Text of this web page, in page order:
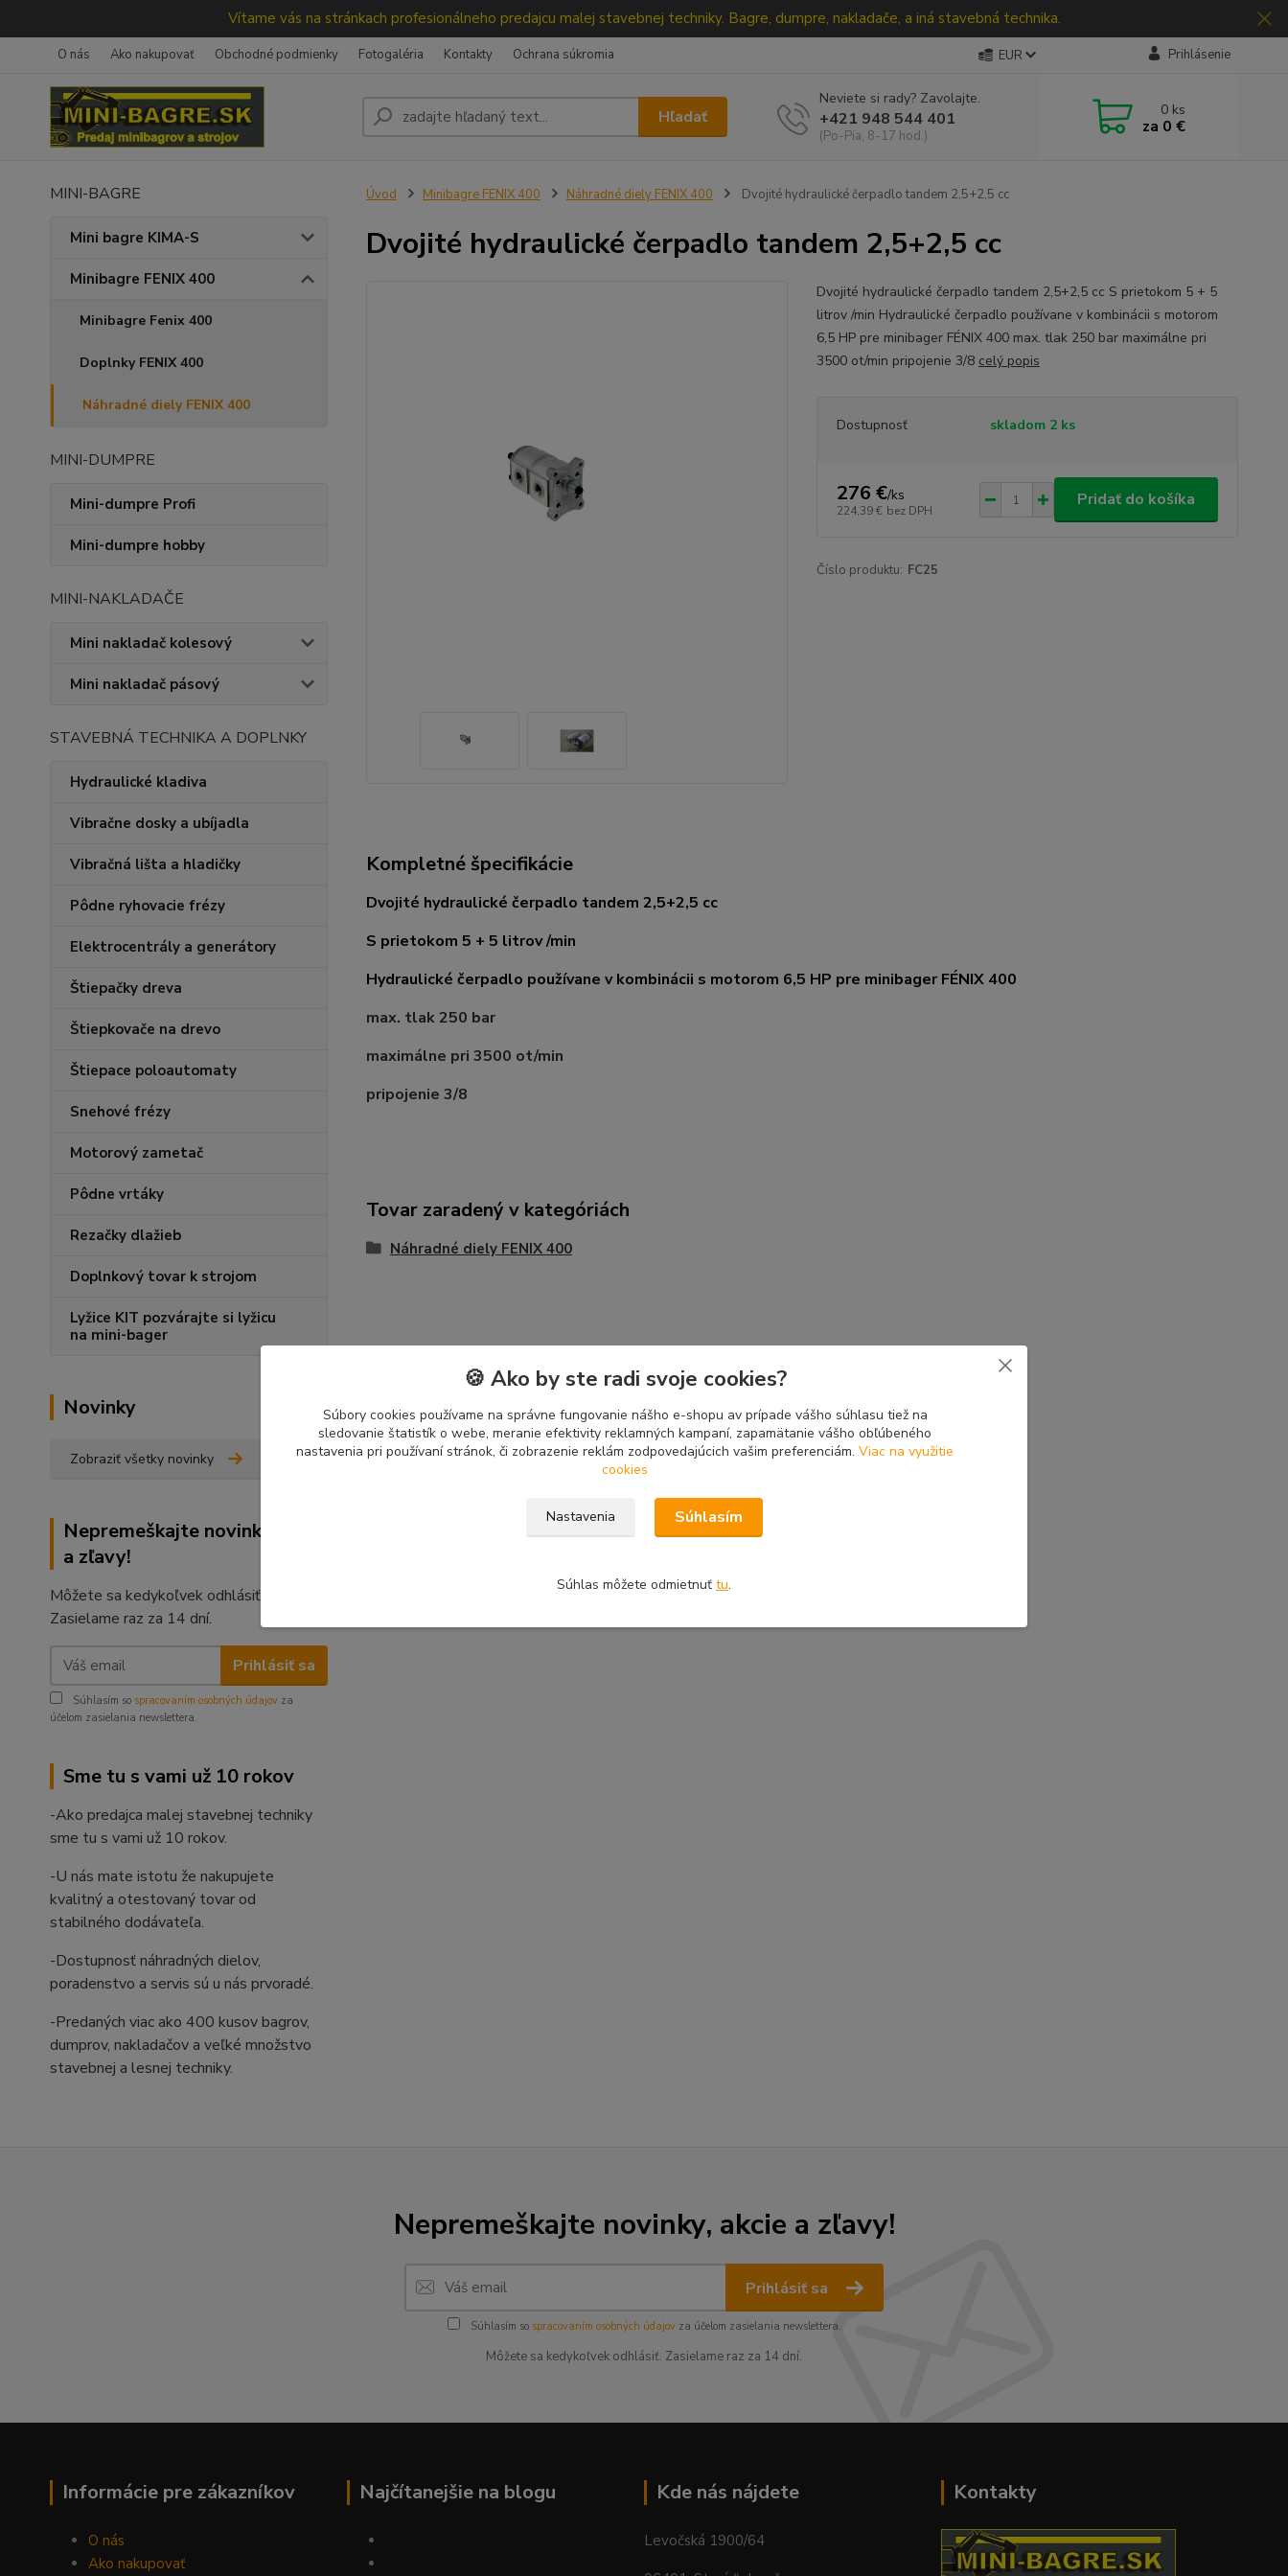
Vítame vás na stránkach profesionálneho predajcu malej stavebnej techniky. Bagre, dumpre, nakladače, a iná stavebná technika.
O nás Ako nakupovať Obchodné podmienky Fotogaléria Kontakty Ochrana súkromia EUR Prihlásenie
Hľadať
Neviete si rady? Zavolajte.
+421 948 544 401
(Po-Pia, 8-17 hod.)
0 ks
za 0 €
MINI-BAGRE
Mini bagre KIMA-S
Minibagre FENIX 400
Minibagre Fenix 400
Doplnky FENIX 400
Náhradné diely FENIX 400
MINI-DUMPRE
Mini-dumpre Profi
Mini-dumpre hobby
MINI-NAKLADAČE
Mini nakladač kolesový
Mini nakladač pásový
STAVEBNÁ TECHNIKA A DOPLNKY
Hydraulické kladiva
Vibračne dosky a ubíjadla
Vibračná lišta a hladičky
Pôdne ryhovacie frézy
Elektrocentrály a generátory
Štiepačky dreva
Štiepkovače na drevo
Štiepace poloautomaty
Snehové frézy
Motorový zametač
Pôdne vrtáky
Rezačky dlažieb
Doplnkový tovar k strojom
Lyžice KIT pozvárajte si lyžicu
na mini-bager
Novinky
Zobraziť všetky novinky
Nepremeškajte novinky, akcie
a zľavy!
Môžete sa kedykoľvek odhlásiť.
Zasielame raz za 14 dní.
Prihlásiť sa
Súhlasím so spracovaním osobných údajov za
účelom zasielania newslettera.
Sme tu s vami už 10 rokov
-Ako predajca malej stavebnej techniky
sme tu s vami už 10 rokov.
-U nás mate istotu že nakupujete
kvalitný a otestovaný tovar od
stabilného dodávateľa.
-Dostupnosť náhradných dielov,
poradenstvo a servis sú u nás prvoradé.
-Predaných viac ako 400 kusov bagrov,
dumprov, nakladačov a veľké množstvo
stavebnej a lesnej techniky.
Úvod Minibagre FENIX 400 Náhradné diely FENIX 400 Dvojité hydraulické čerpadlo tandem 2,5+2,5 cc
Dvojité hydraulické čerpadlo tandem 2,5+2,5 cc
Dvojité hydraulické čerpadlo tandem 2,5+2,5 cc S prietokom 5 + 5
litrov /min Hydraulické čerpadlo používane v kombinácii s motorom
6,5 HP pre minibager FÉNIX 400 max. tlak 250 bar maximálne pri
3500 ot/min pripojenie 3/8 celý popis
Dostupnosť skladom 2 ks
276 €/ks
224,39 € bez DPH
Pridať do košíka
Číslo produktu: FC25
Kompletné špecifikácie
Dvojité hydraulické čerpadlo tandem 2,5+2,5 cc
S prietokom 5 + 5 litrov /min
Hydraulické čerpadlo používane v kombinácii s motorom 6,5 HP pre minibager FÉNIX 400
max. tlak 250 bar
maximálne pri 3500 ot/min
pripojenie 3/8
Tovar zaradený v kategóriách
Náhradné diely FENIX 400
Nepremeškajte novinky, akcie a zľavy!
Prihlásiť sa
Súhlasím so spracovaním osobných údajovza účelom zasielania newslettera.
Môžete sa kedykoľvek odhlásiť. Zasielame raz za 14 dní.
Informácie pre zákazníkov
O nás
Ako nakupovať
Najčítanejšie na blogu Kde nás nájdete
Levočská 1900/64
Kontakty
🍪 Ako by ste radi svoje cookies?
Súbory cookies používame na správne fungovanie nášho e-shopu av prípade vášho súhlasu tiež na
sledovanie štatistík o webe, meranie efektivity reklamných kampaní, zapamätanie vášho obľúbeného
nastavenia pri používaní stránok, či zobrazenie reklám zodpovedajúcich vašim preferenciám. Viac na využitie
cookies
Nastavenia Súhlasím
Súhlas môžete odmietnuť tu.